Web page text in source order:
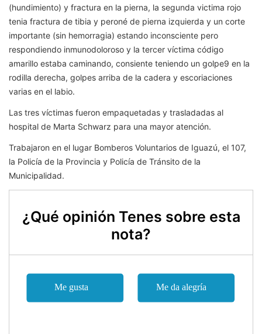
(hundimiento) y fractura en la pierna, la segunda victima rojo
tenia fractura de tibia y peroné de pierna izquierda y un corte
importante (sin hemorragia) estando inconsciente pero
respondiendo inmunodoloroso y la tercer víctima código
amarillo estaba caminando, consiente teniendo un golpe9 en la
rodilla derecha, golpes arriba de la cadera y escoriaciones
varias en el labio.
Las tres víctimas fueron empaquetadas y trasladadas al
hospital de Marta Schwarz para una mayor atención.
Trabajaron en el lugar Bomberos Voluntarios de Iguazú, el 107,
la Policía de la Provincia y Policía de Tránsito de la
Municipalidad.
¿Qué opinión Tenes sobre esta
nota?